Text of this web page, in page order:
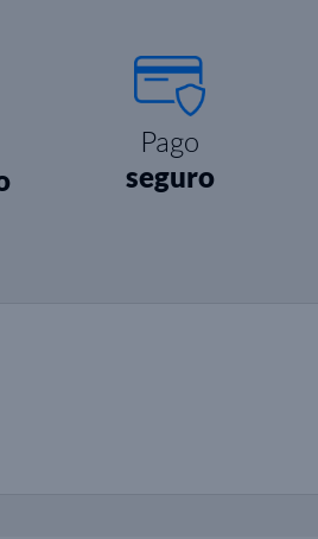
Pago
seguro